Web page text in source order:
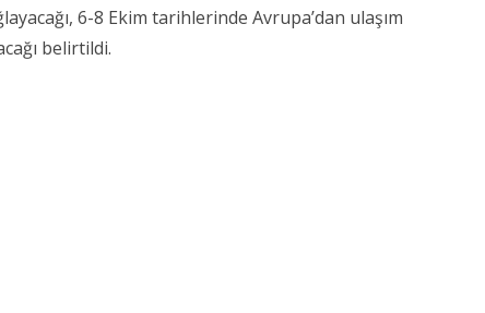
6-8 Ekim tarihlerinde Avrupa’dan ulaşım
belirtildi.